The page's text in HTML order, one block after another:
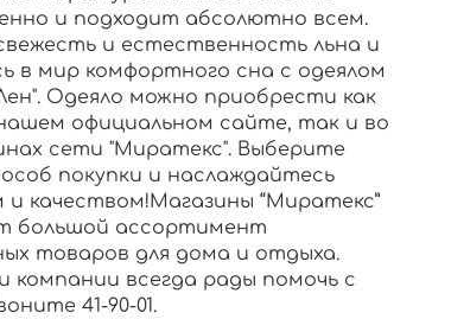
и подходит абсолютно всем.
и естественность льна и
в мир комфортного сна с одеялом
Одеяло можно приобрести как
официальном сайте, так и во
сети "Миратекс". Выберите
покупки и наслаждайтесь
качеством!Магазины “Миратекс”
большой ассортимент
товаров для дома и отдыха.
компании всегда рады помочь с
41-90-01.